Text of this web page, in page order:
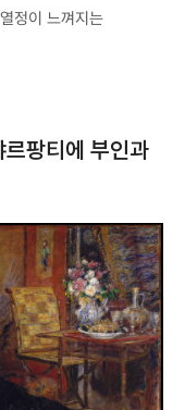
정이 느껴지는
팡티에 부인과